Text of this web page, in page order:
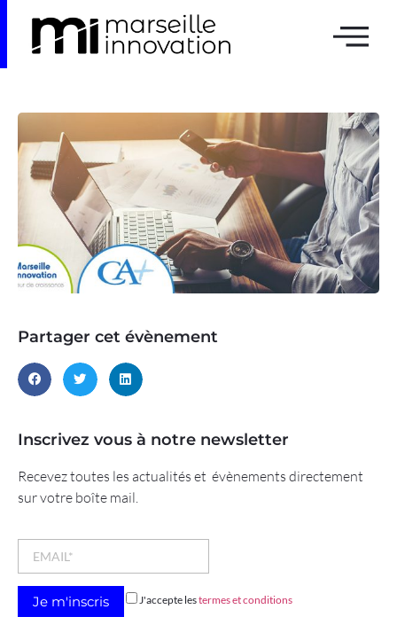
Partager cet évènement
Inscrivez vous à notre newsletter
Recevez toutes les actualités et évènements directement
sur votre boîte mail.
J'accepte lestermes et conditions